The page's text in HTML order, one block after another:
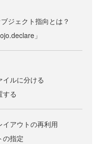
ジェクト指向とは？
」
イルに分ける
する
イアウトの再利用
の指定